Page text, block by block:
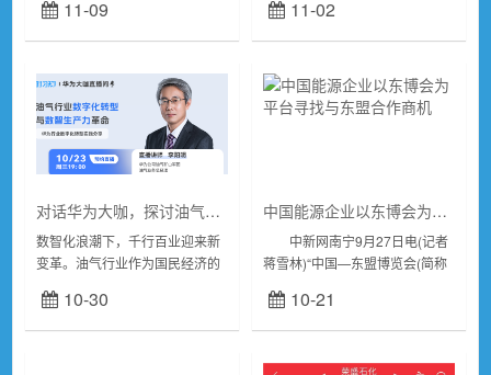
量的高效管理和利用。随着可再
生能源的快速发展，尤其是太阳
11-09
工程院战略咨询中心共同主办的
Engineering“新一代人工...
11-02
对话华为大咖，探讨油气行业数字化转型和人工智能技术的应用与实践
数智化浪潮下，千行百业迎来新
变革。油气行业作为国民经济的
主战场之一，人工智能技术的应
用已成为油气数字化转型的关键
10-30
中国能源企业以东博会为平台寻找与东盟合作商机
中新网南宁9月27日电(记者
蒋雪林)“中国—东盟博览会(简称
集团深耕东盟的21年，自进入东
盟市场以来，葛洲坝集团积极参
10-21